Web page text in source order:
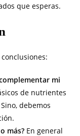
que esperas.
mi
de nutrientes
debemos
más? En general